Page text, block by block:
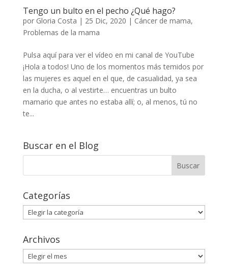
Tengo un bulto en el pecho ¿Qué hago?
por Gloria Costa | 25 Dic, 2020 | Cáncer de mama,
Problemas de la mama
Pulsa aquí para ver el vídeo en mi canal de YouTube
¡Hola a todos! Uno de los momentos más temidos por
las mujeres es aquel en el que, de casualidad, ya sea
en la ducha, o al vestirte… encuentras un bulto
mamario que antes no estaba allí; o, al menos, tú no
te...
Buscar en el Blog
Categorías
Categorías
Archivos
Archivos